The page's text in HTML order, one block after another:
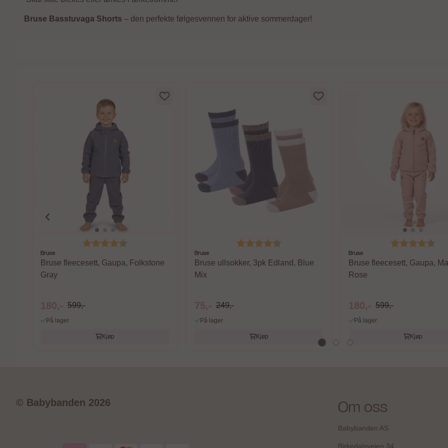
Bruse Basstuvaga Shorts – den perfekte følgesvennen for aktive sommerdager!
Karakter:
Bruse
Bruse fleecesett, Gaupa, Folkstone
Gray
180,- 599,-
På lager
Kjøp
Karakter:
Bruse
Bruse ullsokker, 3pk Edland, Blue
Mix
75,- 249,-
På lager
Kjøp
Karakter:
Bruse
Bruse fleecesett, Gaupa,
Rose
180,- 599,-
På lager
Kjøp
© Babybanden 2026 Om oss
Babybanden AS
Birkedalsveien 34